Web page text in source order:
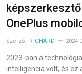
OnePlus
Szerző: RICHÁRD 2024-
2023-ban a
intelligencia volt, és ez